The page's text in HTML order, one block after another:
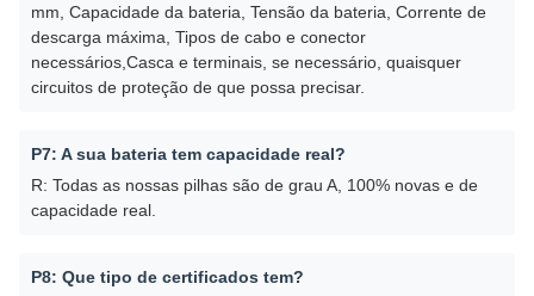
mm, Capacidade da bateria, Tensão da bateria, Corrente de
descarga máxima, Tipos de cabo e conector
necessários,Casca e terminais, se necessário, quaisquer
circuitos de proteção de que possa precisar.
P7: A sua bateria tem capacidade real?
R: Todas as nossas pilhas são de grau A, 100% novas e de
capacidade real.
P8: Que tipo de certificados tem?